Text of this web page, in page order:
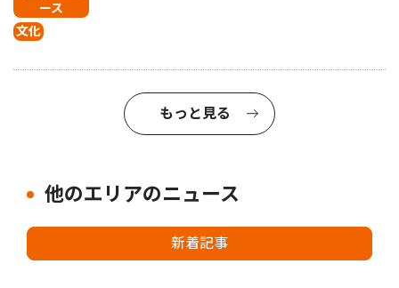
ース
文化
もっと見る
他のエリアのニュース
新着記事